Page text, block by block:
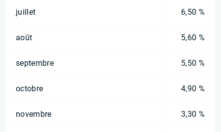
juillet 6,50 %
août 5,60 %
septembre 5,50 %
octobre 4,90 %
novembre 3,30 %